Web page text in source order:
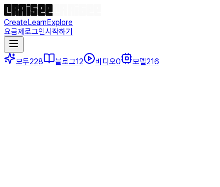
CreateLearnExplore
요금제로그인시작하기
모두228 블로그12 비디오0 모델216